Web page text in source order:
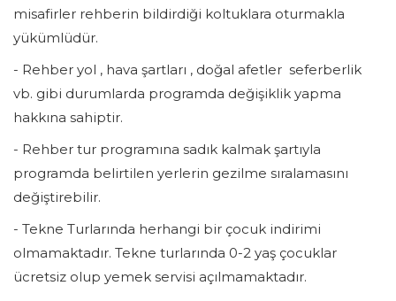
misafirler rehberin bildirdiği koltuklara oturmakla
yükümlüdür.
- Rehber yol , hava şartları , doğal afetler seferberlik
vb. gibi durumlarda programda değişiklik yapma
hakkına sahiptir.
- Rehber tur programına sadık kalmak şartıyla
programda belirtilen yerlerin gezilme sıralamasını
değiştirebilir.
- Tekne Turlarında herhangi bir çocuk indirimi
olmamaktadır. Tekne turlarında 0-2 yaş çocuklar
ücretsiz olup yemek servisi açılmamaktadır.